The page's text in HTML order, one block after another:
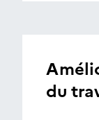
du